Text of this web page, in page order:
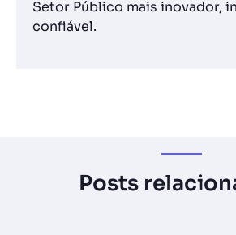
Setor Público mais inovador,
confiável.
Posts